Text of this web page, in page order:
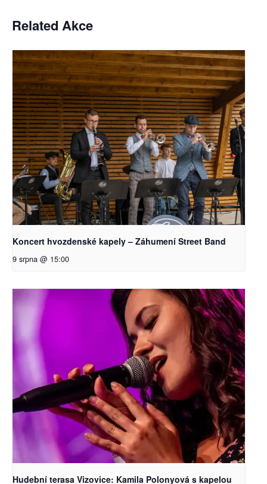
Related Akce
Koncert hvozdenské kapely – Záhumení Street Band
9 srpna @ 15:00
Hudební terasa Vizovice: Kamila Polonyová s kapelou